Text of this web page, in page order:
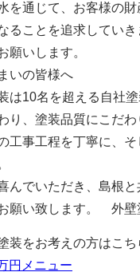
を通じて、お客様の
ることを追求していき
願いします。
いの皆様へ
は10名を超える自社
り、塗装品質にこだ
工事工程を丁寧に、
んでいただき、島根
願い致します。 外
装をお考えの方はこち
円メニュー